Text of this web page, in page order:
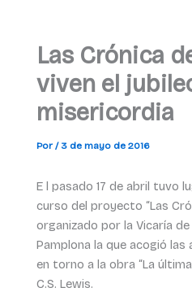
Las Crónica
viven el
misericordia
Por / 3 de mayo de 2016
E l pasado 17 de abril tuvo
curso del proyecto “Las
organizado por la Vicaría de
Pamplona la que acogió
en torno a la obra “La
C.S. Lewis.